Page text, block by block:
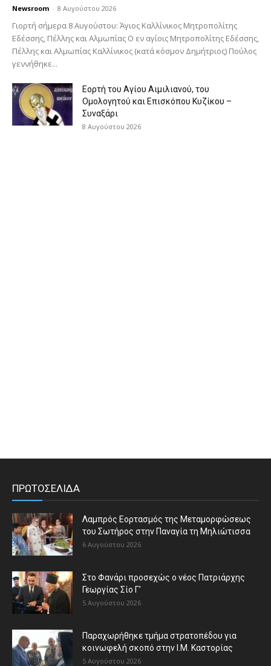
Newsroom - 8 Αυγούστου 2026
Γιορτή σήμερα 8 Αυγούστου: Άγιος Καλλίνικος Μητροπολίτης
Εδέσσης, Πέλλης και Αλμωπίας Ο εν αγίοις Μητροπολίτης Εδέσσης,
Πέλλης και Αλμωπίας Καλλίνικος (κατά κόσμον Δημήτριος) Πούλος
γεννήθηκε...
Εορτή του Αγίου Αιμιλιανού, του
Ομολογητού και Επισκόπου Κυζίκου –
Συναξάρι
8 Αυγούστου 2026
ΠΡΩΤΟΣΕΛΙΔΑ
Λαμπρός Εορτασμός της Μεταμορφώσεως
του Σωτήρος στην Παναγία τη Μηλιώτισσα
6 Αυγούστου 2026
Στο Φανάρι προσεχώς ο νέος Πατριάρχης
Γεωργίας Σίο Γ’
5 Αυγούστου 2026
Παραχωρήθηκε τμήμα στρατοπέδου για
κοινωφελή σκοπό στην Ι.Μ. Καστορίας
5 Αυγούστου 2026